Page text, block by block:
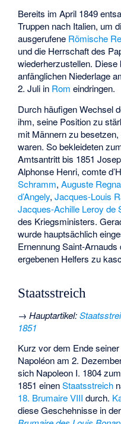
Bereits im April 1849
Truppen nach Italien, um
ausgerufene Römische
und die Herrschaft des
wiederherzustellen.
anfänglichen Niederlage
2. Juli in Rom eindringen.
Durch häufigen Wechsel
ihm, seine Position zu
mit Männern zu
waren. So bekleideten
Amtsantritt bis 1851
Alphonse Henri, comte
Schramm,Auguste
d’Angely,Jacques-Louis
Jacques-Achille Leroy de
des Kriegsministers.
wurde hauptsächlich
Ernennung Saint-
ergebenen Helfers zu
Staatsstreich
→Hauptartikel:
1851
Kurz vor dem Ende
Napoléon am 2.
sich Napoleon I. 1804
1851 einenStaatsstreich
18. Brumaire VIII durch.
diese Geschehnisse in